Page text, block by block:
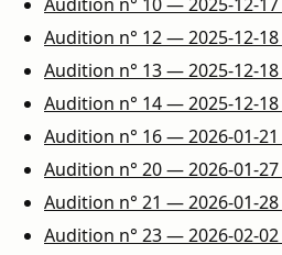
Audition n° 12 — 2025-12-
Audition n° 13 — 2025-12-
Audition n° 14 — 2025-12-
Audition n° 16 — 2026-01-
Audition n° 20 — 2026-01-
Audition n° 21 — 2026-01-
Audition n° 23 — 2026-02-